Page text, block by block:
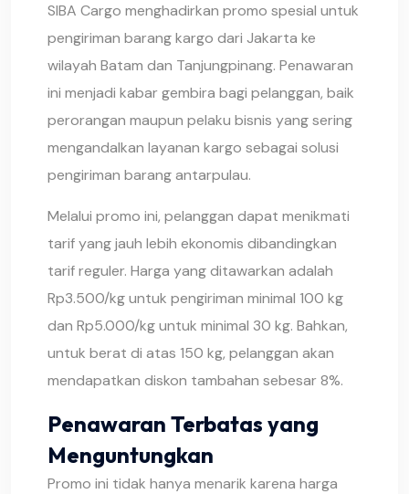
SIBA Cargo menghadirkan promo spesial untuk
pengiriman barang kargo dari Jakarta ke
wilayah Batam dan Tanjungpinang. Penawaran
ini menjadi kabar gembira bagi pelanggan, baik
perorangan maupun pelaku bisnis yang sering
mengandalkan layanan kargo sebagai solusi
pengiriman barang antarpulau.
Melalui promo ini, pelanggan dapat menikmati
tarif yang jauh lebih ekonomis dibandingkan
tarif reguler. Harga yang ditawarkan adalah
Rp3.500/kg untuk pengiriman minimal 100 kg
dan Rp5.000/kg untuk minimal 30 kg. Bahkan,
untuk berat di atas 150 kg, pelanggan akan
mendapatkan diskon tambahan sebesar 8%.
Penawaran Terbatas yang
Menguntungkan
Promo ini tidak hanya menarik karena harga